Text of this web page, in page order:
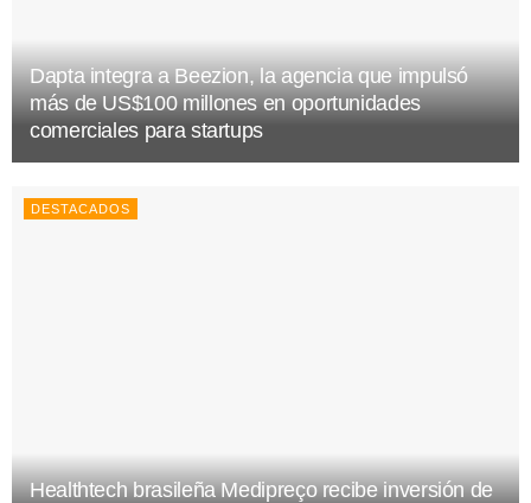
Dapta integra a Beezion, la agencia que impulsó
más de US$100 millones en oportunidades
comerciales para startups
DESTACADOS
Healthtech brasileña Medipreço recibe inversión de